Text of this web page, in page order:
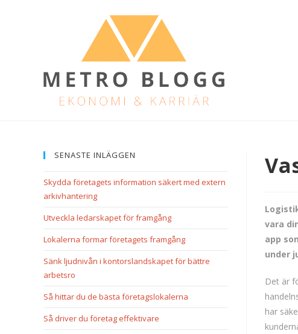
vara
app
under
Det är
har
SENASTE INLÄGGEN
Skydda företagets information säkert med extern
arkivhantering
Utveckla ledarskapet för framgång
Lokalerna formar företagets framgång
Sänk ljudnivån i kontorslandskapet för bättre
arbetsro
Så hittar du de bästa företagslokalerna
Så driver du företag effektivare